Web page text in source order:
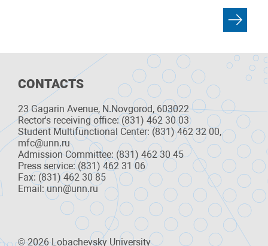
CONTACTS
23 Gagarin Avenue, N.Novgorod, 603022
Rector's receiving office: (831) 462 30 03
Student Multifunctional Center: (831) 462 32 00,
mfc@unn.ru
Admission Committee: (831) 462 30 45
Press service: (831) 462 31 06
Fax: (831) 462 30 85
Email: unn@unn.ru
© 2026 Lobachevsky University